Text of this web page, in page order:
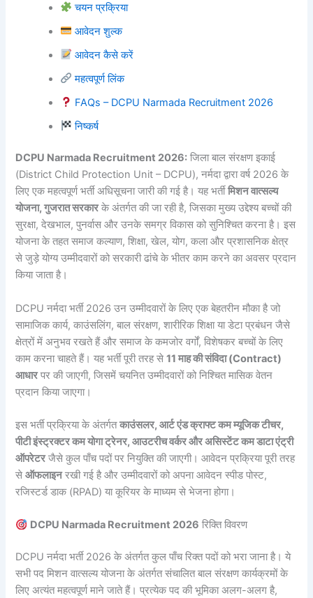
चयन प्रक्रिया
आवेदन शुल्क
आवेदन कैसे करें
महत्वपूर्ण लिंक
FAQs – DCPU Narmada Recruitment 2026
निष्कर्ष
DCPU Narmada Recruitment 2026: जिला बाल संरक्षण इकाई
(District Child Protection Unit – DCPU), नर्मदा द्वारा वर्ष 2026 के
लिए एक महत्वपूर्ण भर्ती अधिसूचना जारी की गई है। यह भर्तीमिशन वात्सल्य
योजना, गुजरात सरकारके अंतर्गत की जा रही है, जिसका मुख्य उद्देश्य बच्चों की
सुरक्षा, देखभाल, पुनर्वास और उनके समग्र विकास को सुनिश्चित करना है। इस
योजना के तहत समाज कल्याण, शिक्षा, खेल, योग, कला और प्रशासनिक क्षेत्र
से जुड़े योग्य उम्मीदवारों को सरकारी ढांचे के भीतर काम करने का अवसर प्रदान
किया जाता है।
DCPU नर्मदा भर्ती 2026 उन उम्मीदवारों के लिए एक बेहतरीन मौका है जो
सामाजिक कार्य, काउंसलिंग, बाल संरक्षण, शारीरिक शिक्षा या डेटा प्रबंधन जैसे
क्षेत्रों में अनुभव रखते हैं और समाज के कमजोर वर्गों, विशेषकर बच्चों के लिए
काम करना चाहते हैं। यह भर्ती पूरी तरह से11 माह की संविदा (Contract)
आधारपर की जाएगी, जिसमें चयनित उम्मीदवारों को निश्चित मासिक वेतन
प्रदान किया जाएगा।
इस भर्ती प्रक्रिया के अंतर्गतकाउंसलर, आर्ट एंड क्राफ्ट कम म्यूजिक टीचर,
पीटी इंस्ट्रक्टर कम योगा ट्रेनर, आउटरीच वर्कर और असिस्टेंट कम डाटा एंट्री
ऑपरेटरजैसे कुल पाँच पदों पर नियुक्ति की जाएगी। आवेदन प्रक्रिया पूरी तरह
सेऑफलाइनरखी गई है और उम्मीदवारों को अपना आवेदन स्पीड पोस्ट,
रजिस्टर्ड डाक (RPAD) या कूरियर के माध्यम से भेजना होगा।
DCPU Narmada Recruitment 2026 रिक्ति विवरण
DCPU नर्मदा भर्ती 2026 के अंतर्गत कुल पाँच रिक्त पदों को भरा जाना है। ये
सभी पद मिशन वात्सल्य योजना के अंतर्गत संचालित बाल संरक्षण कार्यक्रमों के
लिए अत्यंत महत्वपूर्ण माने जाते हैं। प्रत्येक पद की भूमिका अलग-अलग है,